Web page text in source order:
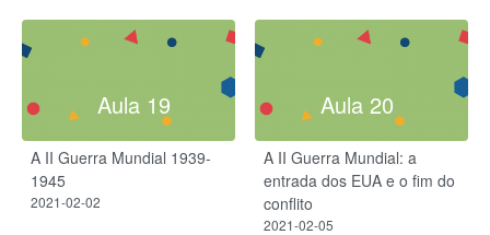
Aula 19
A II Guerra Mundial 1939-
1945​
2021-02-02
Aula 20
A II Guerra Mundial: a
entrada dos EUA e o fim do
conflito
2021-02-05